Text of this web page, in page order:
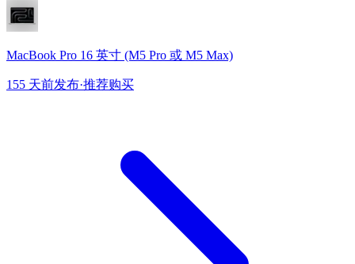
MacBook Pro 16 英寸 (M5 Pro 或 M5 Max)
155 天前发布·推荐购买